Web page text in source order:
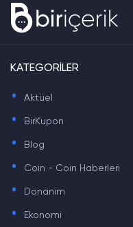
KATEGORİLER
. Aktüel
. BirKupon
. Blog
. Coin - Coin Haberleri
. Donanım
. Ekonomi